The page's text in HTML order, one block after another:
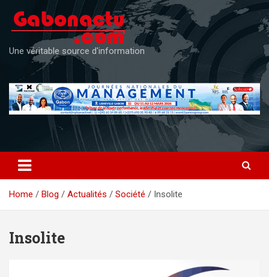
content
Une véritable source d'information
Home Blog Actualités Société Insolite
Insolite